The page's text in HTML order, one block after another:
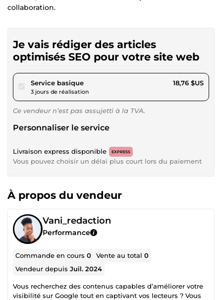
collaboration.
Je vais rédiger des articles
optimisés SEO pour votre site web
Service basiquepour 17,28 $US
3 jours de réalisation
18,76 $US
Ce vendeur n’est pas assujetti à la TVA.
Personnaliser le service
Livraison express disponible EXPRESS
Vous pouvez choisir un délai plus court lors du paiement
À propos du vendeur
Vani_redaction
Performance
Commande en cours0 Vente au total0
Vendeur depuisJuil. 2024
Vous recherchez des contenus capables d’améliorer votre
visibilité sur Google tout en captivant vos lecteurs ? Vous